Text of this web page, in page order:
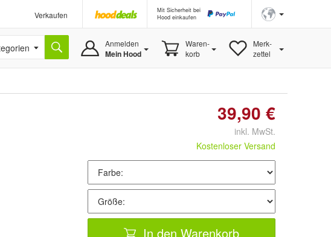
Verkaufen
Mit Sicherheit bei
Hood einkaufen
Anmelden
Mein Hood
Waren-
korb
Merk-
zettel
39,90 €
inkl. MwSt.
Kostenloser Versand
In den Warenkorb